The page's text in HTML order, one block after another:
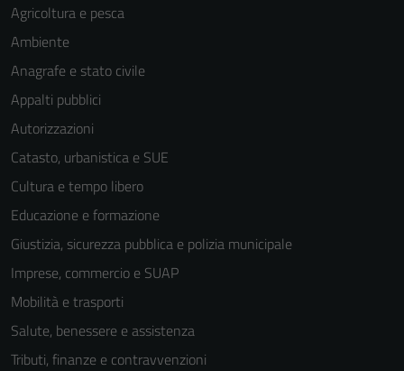
Agricoltura e pesca
Ambiente
Anagrafe e stato civile
Appalti pubblici
Autorizzazioni
Catasto, urbanistica e SUE
Cultura e tempo libero
Educazione e formazione
Giustizia, sicurezza pubblica e polizia municipale
Imprese, commercio e SUAP
Mobilità e trasporti
Salute, benessere e assistenza
Tributi, finanze e contravvenzioni